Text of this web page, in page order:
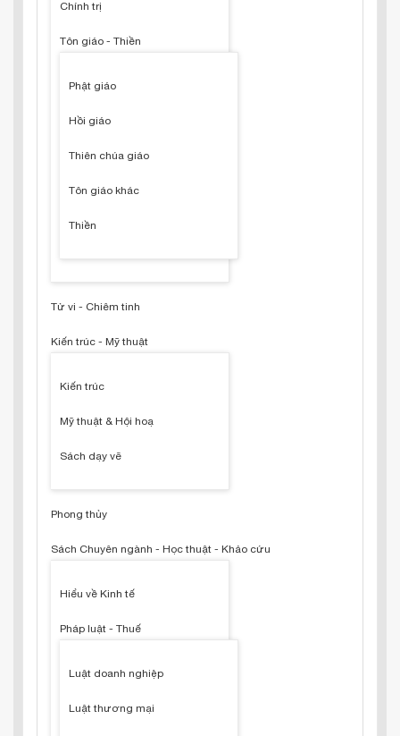
Chính trị
Tôn giáo - Thiền
Phật giáo
Hồi giáo
Thiên chúa giáo
Tôn giáo khác
Thiền
Tử vi - Chiêm tinh
Kiến trúc - Mỹ thuật
Kiến trúc
Mỹ thuật & Hội hoạ
Sách dạy vẽ
Phong thủy
Sách Chuyên ngành - Học thuật - Khảo cứu
Hiểu về Kinh tế
Pháp luật - Thuế
Luật doanh nghiệp
Luật thương mại